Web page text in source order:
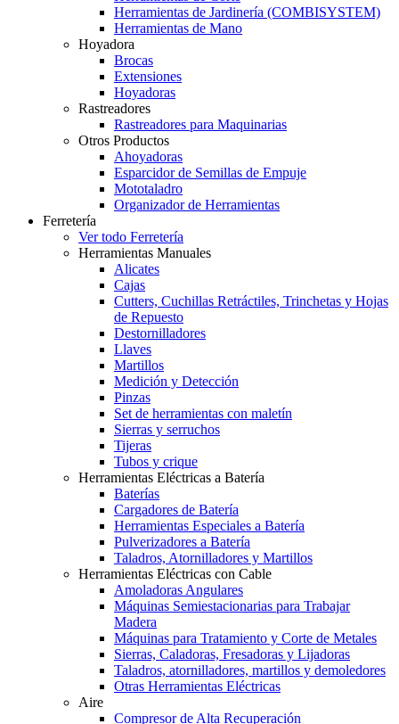
Herramientas de Jardinería (COMBISYSTEM)
Herramientas de Mano
Hoyadora
Brocas
Extensiones
Hoyadoras
Rastreadores
Rastreadores para Maquinarias
Otros Productos
Ahoyadoras
Esparcidor de Semillas de Empuje
Mototaladro
Organizador de Herramientas
Ferretería
Ver todo Ferretería
Herramientas Manuales
Alicates
Cajas
Cutters, Cuchillas Retráctiles, Trinchetas y Hojas
de Repuesto
Destornilladores
Llaves
Martillos
Medición y Detección
Pinzas
Set de herramientas con maletín
Sierras y serruchos
Tijeras
Tubos y crique
Herramientas Eléctricas a Batería
Baterías
Cargadores de Batería
Herramientas Especiales a Batería
Pulverizadores a Batería
Taladros, Atornilladores y Martillos
Herramientas Eléctricas con Cable
Amoladoras Angulares
Máquinas Semiestacionarias para Trabajar
Madera
Máquinas para Tratamiento y Corte de Metales
Sierras, Caladoras, Fresadoras y Lijadoras
Taladros, atornilladores, martillos y demoledores
Otras Herramientas Eléctricas
Aire
Compresor de Alta Recuperación